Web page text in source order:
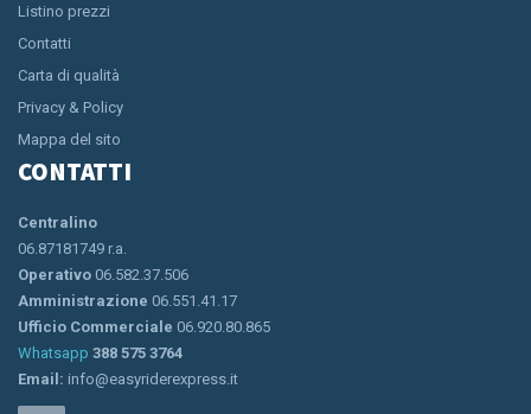
Listino prezzi
Contatti
Carta di qualità
Privacy & Policy
Mappa del sito
CONTATTI
Centralino
06.87181749 r.a.
Operativo 06.582.37.506
Amministrazione 06.551.41.17
Ufficio Commerciale 06.920.80.865
Whatsapp 388 575 3764
Email: info@easyriderexpress.it